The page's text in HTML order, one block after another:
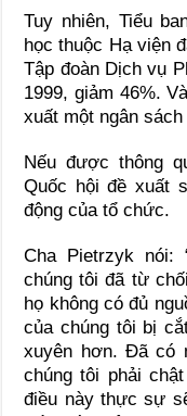
Tuy nhiên, Tiểu
học thuộc Hạ viện
Tập đoàn Dịch vụ
1999, giảm 46%.
xuất một ngân
Nếu được thông
Quốc hội đề xuất
động của tổ chức.
Cha Pietrzyk
chúng tôi đã từ
họ không có đủ
của chúng tôi bị
xuyên hơn. Đã có
chúng tôi phải
điều này thực sự